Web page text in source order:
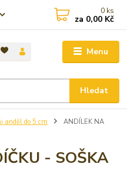
Menu
Hledat
0 ks
za 0,00 Kč
anděl do 5 cm
ANDÍLEK NA
- SOŠKA